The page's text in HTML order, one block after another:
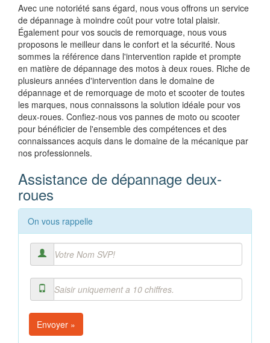
Avec une notoriété sans égard, nous vous offrons un service
de dépannage à moindre coût pour votre total plaisir.
Également pour vos soucis de remorquage, nous vous
proposons le meilleur dans le confort et la sécurité. Nous
sommes la référence dans l'intervention rapide et prompte
en matière de dépannage des motos à deux roues. Riche de
plusieurs années d'intervention dans le domaine de
dépannage et de remorquage de moto et scooter de toutes
les marques, nous connaissons la solution idéale pour vos
deux-roues. Confiez-nous vos pannes de moto ou scooter
pour bénéficier de l'ensemble des compétences et des
connaissances acquis dans le domaine de la mécanique par
nos professionnels.
Assistance de dépannage deux-
roues
On vous rappelle
Envoyer »